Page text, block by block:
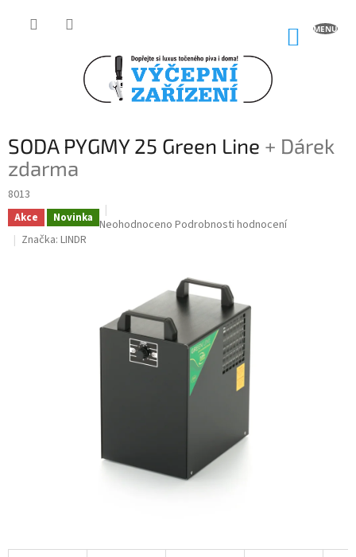
SODA PYGMY 25 Green Line + Dárek
zdarma
8013
Akce Novinka Průměrné
hvězdiček.
Neohodnoceno Podrobnosti hodnocení
Značka: LINDR